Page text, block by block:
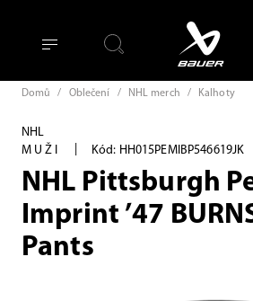
Domů / Oblečení / NHL merch / Kalhoty
NHL
MUŽI
Kód: HH015PEMIBP546619JK
NHL Pittsburgh
Imprint ’47
Pants